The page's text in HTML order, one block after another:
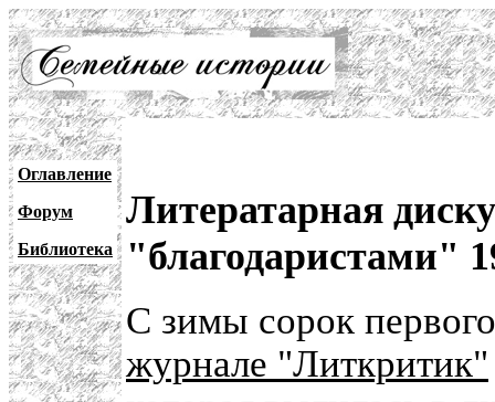
Оглавление
Форум
Библиотека
Литератарная
"благодаристами"
С зимы сорок
журнале "Литкритик"